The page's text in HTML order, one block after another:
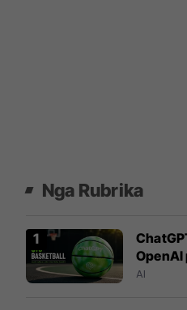
Nga Rubrika
AI